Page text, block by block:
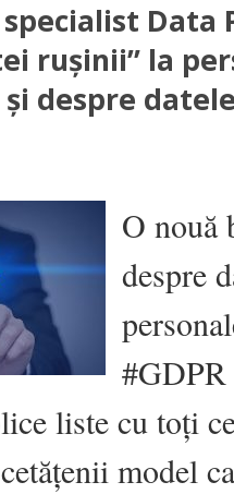
Data
rușinii” la
despre
O
despre
#GDPR
liste cu toți
model